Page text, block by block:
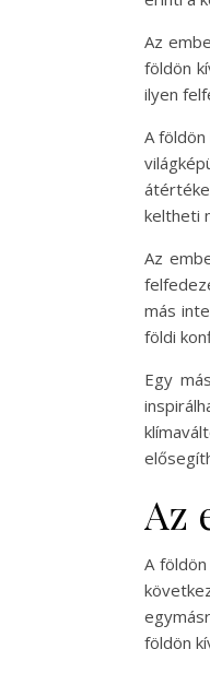
Az
földön
ilyen
A
keltheti
Az
más
földi
Egy
Az
A
földön